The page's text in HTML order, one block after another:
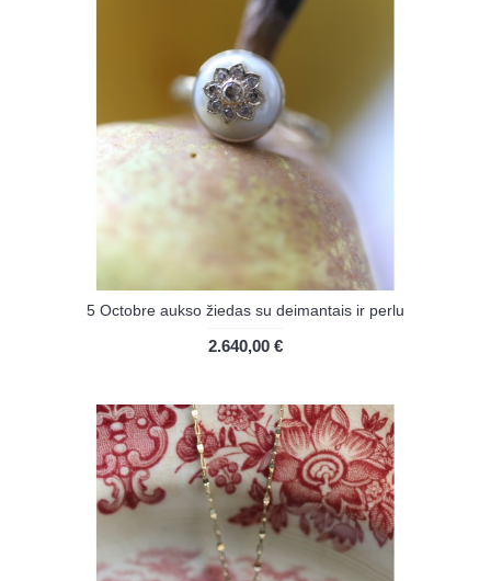
5 Octobre aukso žiedas su deimantais ir perlu
2.640,00 €